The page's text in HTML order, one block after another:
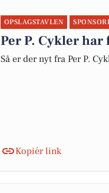
OPSLAGSTAVLEN
Per P. Cykler
Så er der nyt fra Per P.
Kopiér link